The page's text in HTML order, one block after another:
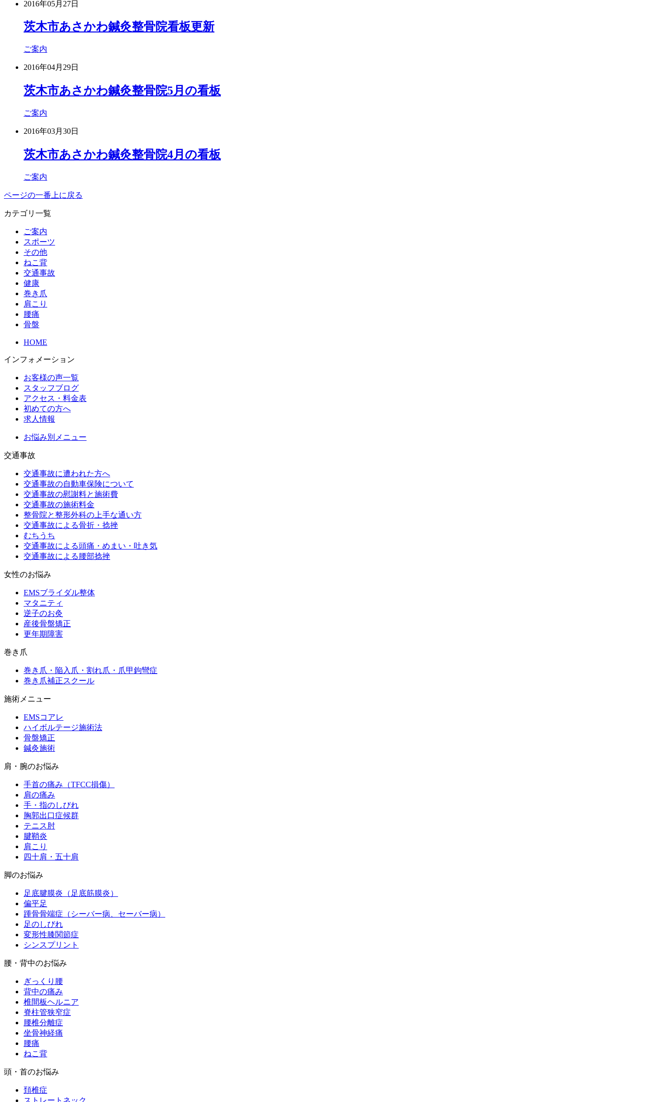
2016年05月27日
茨木市あさかわ鍼灸整骨院看板更新
ご案内
2016年04月29日
茨木市あさかわ鍼灸整骨院5月の看板
ご案内
2016年03月30日
茨木市あさかわ鍼灸整骨院4月の看板
ご案内
ページの一番上に戻る
カテゴリ一覧
ご案内
スポーツ
その他
ねこ背
交通事故
健康
巻き爪
肩こり
腰痛
骨盤
HOME
インフォメーション
お客様の声一覧
スタッフブログ
アクセス・料金表
初めての方へ
求人情報
お悩み別メニュー
交通事故
交通事故に遭われた方へ
交通事故の自動車保険について
交通事故の慰謝料と施術費
交通事故の施術料金
整骨院と整形外科の上手な通い方
交通事故による骨折・捻挫
むちうち
交通事故による頭痛・めまい・吐き気
交通事故による腰部捻挫
女性のお悩み
EMSブライダル整体
マタニティ
逆子のお灸
産後骨盤矯正
更年期障害
巻き爪
巻き爪・陥入爪・割れ爪・爪甲鉤彎症
巻き爪補正スクール
施術メニュー
EMSコアレ
ハイボルテージ施術法
骨盤矯正
鍼灸施術
肩・腕のお悩み
手首の痛み（TFCC損傷）
肩の痛み
手・指のしびれ
胸郭出口症候群
テニス肘
腱鞘炎
肩こり
四十肩・五十肩
脚のお悩み
足底腱膜炎（足底筋膜炎）
偏平足
踵骨骨端症（シーバー病、セーバー病）
足のしびれ
変形性膝関節症
シンスプリント
腰・背中のお悩み
ぎっくり腰
背中の痛み
椎間板ヘルニア
脊柱管狭窄症
腰椎分離症
坐骨神経痛
腰痛
ねこ背
頭・首のお悩み
頚椎症
ストレートネック